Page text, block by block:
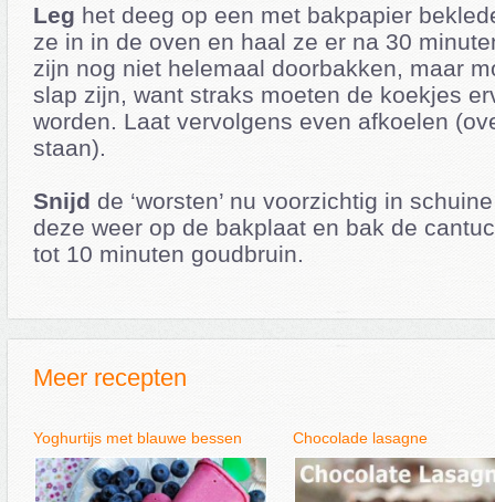
Leg het deeg op een met bakpapier
ze in in de oven en haal ze er na 30
zijn nog niet helemaal doorbakken, maar
slap zijn, want straks moeten de koekjes
worden. Laat vervolgens even afkoelen
staan).
Snijd de ‘worsten’ nu voorzichtig in
deze weer op de bakplaat en bak de
tot 10 minuten goudbruin.
Meer recepten
Yoghurtijs met blauwe bessen Chocolade lasagne